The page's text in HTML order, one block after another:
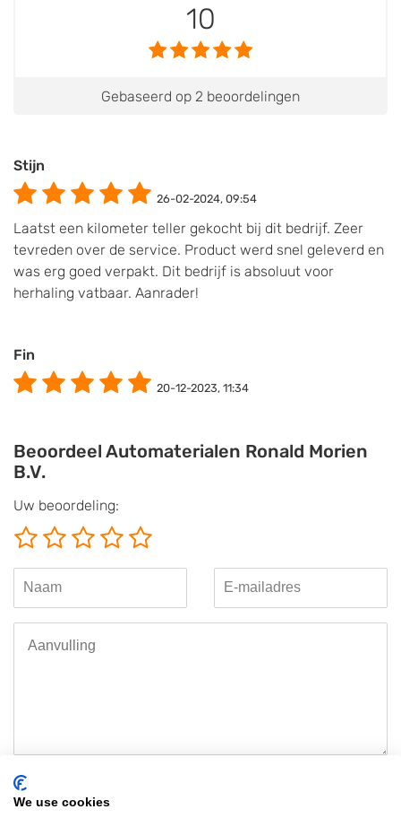
10
Gebaseerd op 2 beoordelingen
Stijn
26-02-2024, 09:54
Laatst een kilometer teller gekocht bij dit bedrijf. Zeer
tevreden over de service. Product werd snel geleverd en
was erg goed verpakt. Dit bedrijf is absoluut voor
herhaling vatbaar. Aanrader!
Fin
20-12-2023, 11:34
Beoordeel Automaterialen Ronald Morien
B.V.
Uw beoordeling:
Bewijs
We use cookies